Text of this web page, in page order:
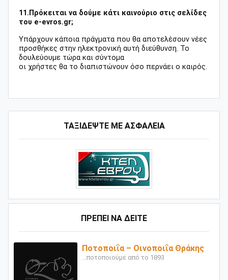
ΤΑΞΙΔΕΨΤΕ ΜΕ ΑΣΦΑΛΕΙΑ
ΠΡΕΠΕΙ ΝΑ ΔΕΙΤΕ
Ποτοποιΐα – Οινοποιΐα Θράκης
...ποτοποιούμε από το 1893
11.Πρόκειται να δούμε κάτι καινούριο στις σελίδες
του e-evros.gr;
Υπάρχουν κάποια πράγματα που θα αποτελέσουν νέες
προσθήκες στην ηλεκτρονική αυτή διεύθυνση. Το
δουλεύουμε τώρα και σύντομα
οι χρήστες θα το διαπιστώνουν όσο περνάει ο καιρός.